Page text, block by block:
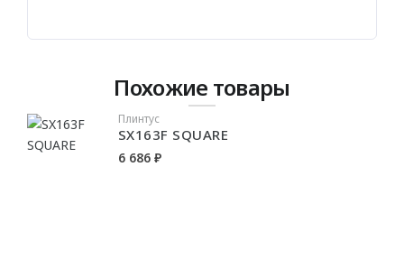
Классические
Из полиуретана
Из дюрополимера
Похожие товары
Плинтус
SX163F SQUARE
6 686 ₽